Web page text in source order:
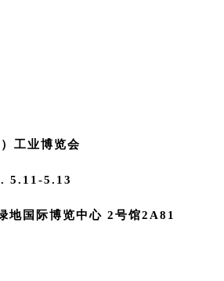
工业博览会
5.11-5.13
地国际博览中心 2号馆2A81